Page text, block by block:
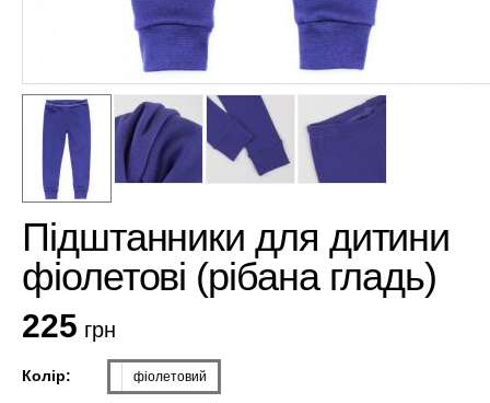
Підштанники для дитини
фіолетові (рібана гладь)
225 грн
Колір: фіолетовий